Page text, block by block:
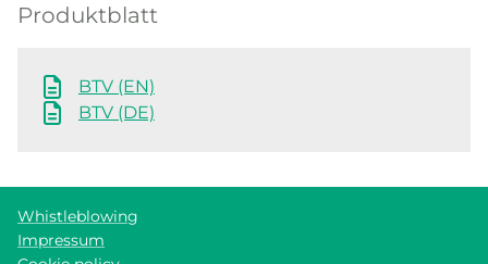
Produktblatt
BTV (EN)
BTV (DE)
Whistleblowing
Impressum